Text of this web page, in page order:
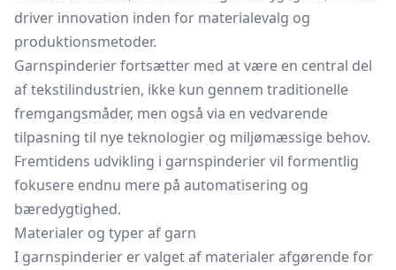
driver innovation inden for materialevalg og
produktionsmetoder.
Garnspinderier fortsætter med at være en central del
af tekstilindustrien, ikke kun gennem traditionelle
fremgangsmåder, men også via en vedvarende
tilpasning til nye teknologier og miljømæssige behov.
Fremtidens udvikling i garnspinderier vil formentlig
fokusere endnu mere på automatisering og
bæredygtighed.
Materialer og typer af garn
I garnspinderier er valget af materialer afgørende for